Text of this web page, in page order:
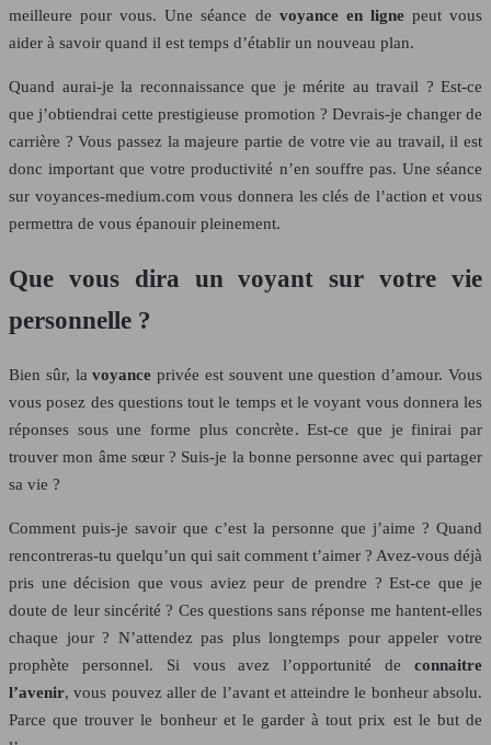
meilleure pour vous. Une séance de voyance en lignepeut vous
aider à savoir quand il est temps d’établir un nouveau plan.
Quand aurai-je la reconnaissance que je mérite au travail ? Est-ce
que j’obtiendrai cette prestigieuse promotion ? Devrais-je changer de
carrière ? Vous passez la majeure partie de votre vie au travail, il est
donc important que votre productivité n’en souffre pas. Une séance
sur voyances-medium.com vous donnera les clés de l’action et vous
permettra de vous épanouir pleinement.
Que vous dira un voyant sur votre vie
personnelle ?
Bien sûr, lavoyance privée est souvent une question d’amour. Vous
vous posez des questions tout le temps et le voyant vous donnera les
réponses sous une forme plus concrète. Est-ce que je finirai par
trouver mon âme sœur ? Suis-je la bonne personne avec qui partager
sa vie ?
Comment puis-je savoir que c’est la personne que j’aime ? Quand
rencontreras-tu quelqu’un qui sait comment t’aimer ? Avez-vous déjà
pris une décision que vous aviez peur de prendre ? Est-ce que je
doute de leur sincérité ? Ces questions sans réponse me hantent-elles
chaque jour ? N’attendez pas plus longtemps pour appeler votre
prophète personnel. Si vous avez l’opportunité de connaitre
l’avenir, vous pouvez aller de l’avant et atteindre le bonheur absolu.
Parce que trouver le bonheur et le garder à tout prix est le but de